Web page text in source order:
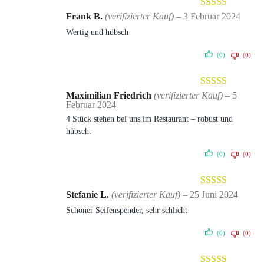
Bewertet mit
Frank B.(verifizierter Kauf) – 3 Februar 2024
Wertig und hübsch
(0) (0)
Bewertet mit
Maximilian Friedrich(verifizierter Kauf) – 5
Februar 2024
4 Stück stehen bei uns im Restaurant – robust und
hübsch.
(0) (0)
Bewertet mit
Stefanie L.(verifizierter Kauf) – 25 Juni 2024
Schöner Seifenspender, sehr schlicht
(0) (0)